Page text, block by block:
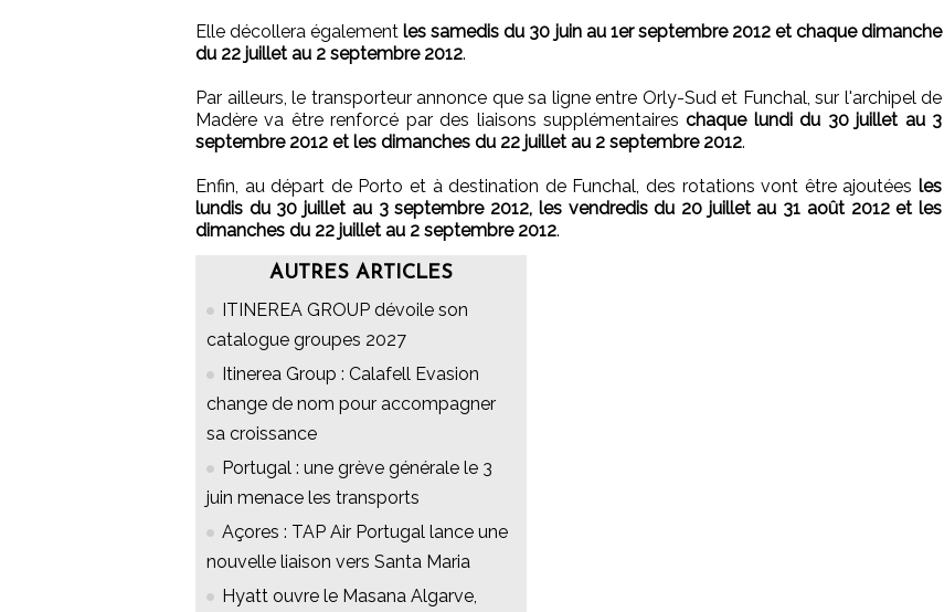
Elle décollera égalementles samedis du 30 juin au 1er septembre 2012 et chaque dimanche
du 22 juillet au 2 septembre 2012.
Par ailleurs, le transporteur annonce que sa ligne entre Orly-Sud et Funchal, sur l'archipel de
Madère va être renforcé par des liaisons supplémentaireschaque lundi du 30 juillet au 3
septembre 2012 et les dimanches du 22 juillet au 2 septembre 2012.
Enfin, au départ de Porto et à destination de Funchal, des rotations vont être ajoutées les
lundis du 30 juillet au 3 septembre 2012, les vendredis du 20 juillet au 31 août 2012 et les
dimanches du 22 juillet au 2 septembre 2012.
AUTRES ARTICLES
ITINEREA GROUP dévoile son
catalogue groupes 2027
Itinerea Group : Calafell Evasion
change de nom pour accompagner
sa croissance
Portugal : une grève générale le 3
juin menace les transports
Açores : TAP Air Portugal lance une
nouvelle liaison vers Santa Maria
Hyatt ouvre le Masana Algarve,